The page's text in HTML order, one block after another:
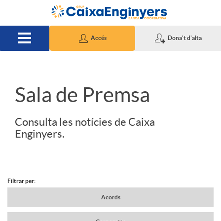
Salta al contingut principal
Accés Dona't d'alta
S
d
Sala de Premsa
Consulta les notícies de Caixa
Enginyers.
N
Filtrar per:
Acords